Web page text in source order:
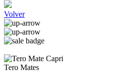
Volver
Tero Mates